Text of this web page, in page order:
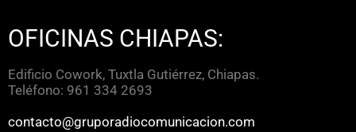
OFICINAS CHIAPAS:
Edificio Cowork, Tuxtla Gutiérrez, Chiapas.
Teléfono: 961 334 2693
contacto@gruporadiocomunicacion.com